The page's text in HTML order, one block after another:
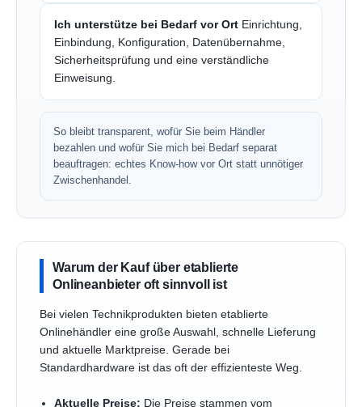
Ich unterstütze bei Bedarf vor Ort Einrichtung,
Einbindung, Konfiguration, Datenübernahme,
Sicherheitsprüfung und eine verständliche
Einweisung.
So bleibt transparent, wofür Sie beim Händler
bezahlen und wofür Sie mich bei Bedarf separat
beauftragen: echtes Know-how vor Ort statt unnötiger
Zwischenhandel.
Warum der Kauf über etablierte
Onlineanbieter oft sinnvoll ist
Bei vielen Technikprodukten bieten etablierte
Onlinehändler eine große Auswahl, schnelle Lieferung
und aktuelle Marktpreise. Gerade bei
Standardhardware ist das oft der effizienteste Weg.
Aktuelle Preise: Die Preise stammen vom